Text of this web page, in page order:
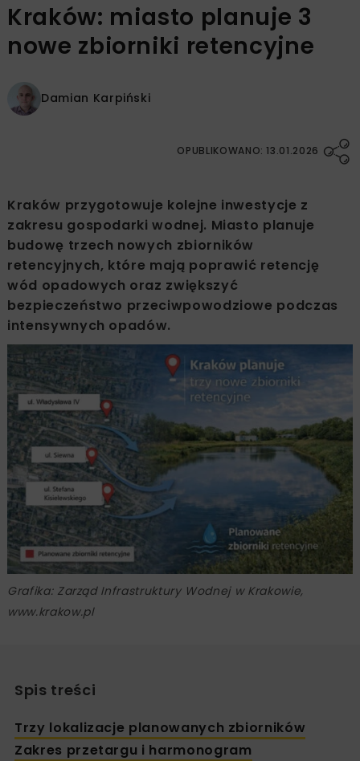
Kraków: miasto planuje 3
nowe zbiorniki retencyjne
Damian Karpiński
OPUBLIKOWANO: 13.01.2026
Kraków przygotowuje kolejne inwestycje z
zakresu gospodarki wodnej. Miasto planuje
budowę trzech nowych zbiorników
retencyjnych, które mają poprawić retencję
wód opadowych oraz zwiększyć
bezpieczeństwo przeciwpowodziowe podczas
intensywnych opadów.
Grafika: Zarząd Infrastruktury Wodnej w Krakowie,
www.krakow.pl
Spis treści
Trzy lokalizacje planowanych zbiorników
Zakres przetargu i harmonogram